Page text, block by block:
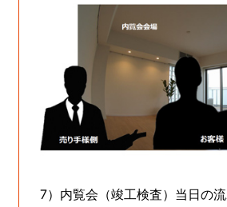
7）内覧会（竣工検査）当日の